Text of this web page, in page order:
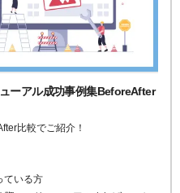
ーアル成功事例集BeforeAfter
比較でご紹介！
ている方